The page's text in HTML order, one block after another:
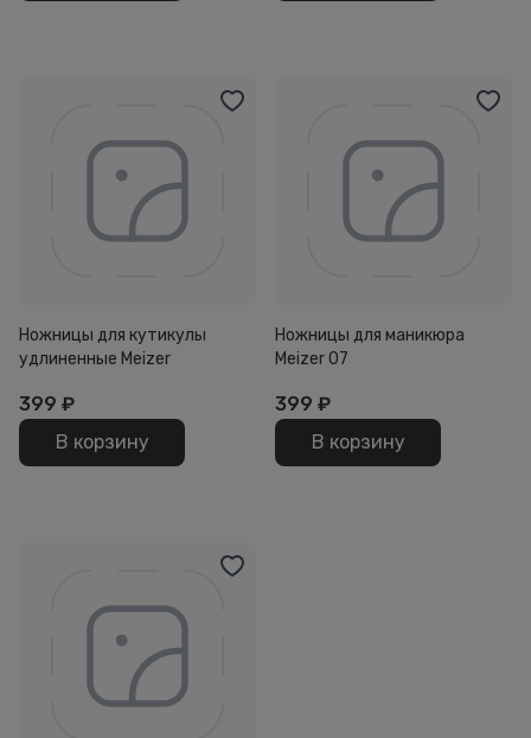
Ножницы для кутикулы
удлиненные Meizer
399 ₽
В корзину
Ножницы для маникюра
Meizer 07
399 ₽
В корзину